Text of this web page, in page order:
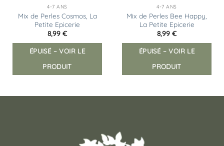
4-7 ANS
Mix de Perles Cosmos, La
Petite Epicerie
8,99 €
ÉPUISÉ – VOIR LE
PRODUIT
4-7 ANS
Mix de Perles Bee Happy,
La Petite Epicerie
8,99 €
ÉPUISÉ – VOIR LE
PRODUIT